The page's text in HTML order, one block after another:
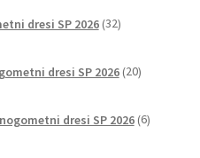
dresi SP 2026 32izdelkov
dresi SP 2026 20izdelkov
dresi SP 2026 6izdelkov